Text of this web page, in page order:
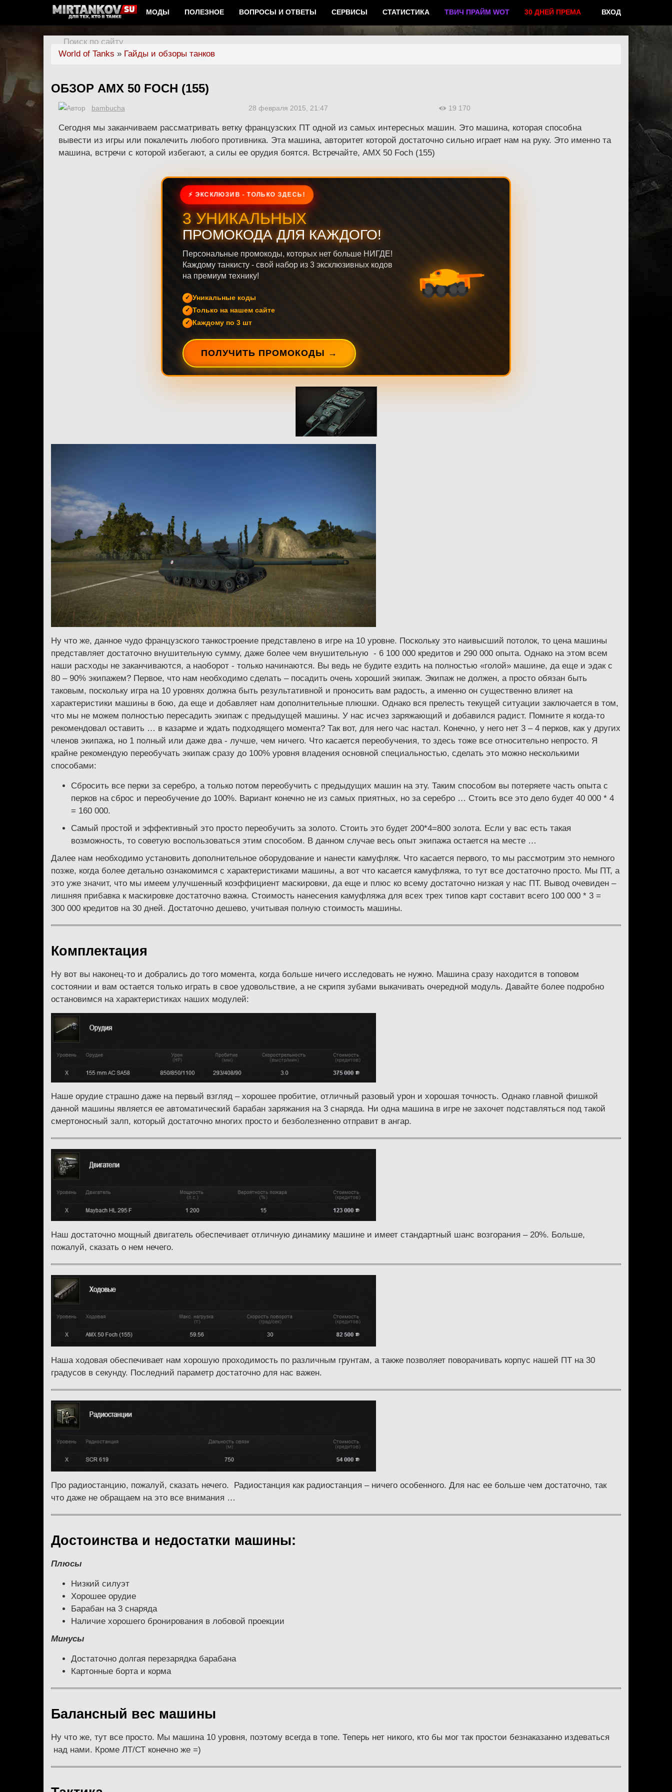
МОДЫ ПОЛЕЗНОЕ ВОПРОСЫ И ОТВЕТЫ СЕРВИСЫ СТАТИСТИКА ТВИЧ ПРАЙМ WOT 30 ДНЕЙ ПРЕМА ВХОД
Поиск по сайту
World of Tanks » Гайды и обзоры танков
ОБЗОР AMX 50 FOCH (155)
bambucha 28 февраля 2015, 21:47 19 170
Сегодня мы заканчиваем рассматривать ветку французских ПТ одной из самых интересных машин. Это машина, которая способна
вывести из игры или покалечить любого противника. Эта машина, авторитет которой достаточно сильно играет нам на руку. Это именно та
машина, встречи с которой избегают, а силы ее орудия боятся. Встречайте, AMX 50 Foch (155)
⚡ ЭКСКЛЮЗИВ - ТОЛЬКО ЗДЕСЬ!
3 УНИКАЛЬНЫХ
ПРОМОКОДА ДЛЯ КАЖДОГО!
Персональные промокоды, которых нет больше НИГДЕ!
Каждому танкисту - свой набор из 3 эксклюзивных кодов
на премиум технику!
Уникальные коды
Только на нашем сайте
Каждому по 3 шт
ПОЛУЧИТЬ ПРОМОКОДЫ →
Ну что же, данное чудо французского танкостроение представлено в игре на 10 уровне. Поскольку это наивысший потолок, то цена машины
представляет достаточно внушительную сумму, даже более чем внушительную - 6 100 000 кредитов и 290 000 опыта. Однако на этом всем
наши расходы не заканчиваются, а наоборот - только начинаются. Вы ведь не будите ездить на полностью «голой» машине, да еще и эдак с
80 – 90% экипажем? Первое, что нам необходимо сделать – посадить очень хороший экипаж. Экипаж не должен, а просто обязан быть
таковым, поскольку игра на 10 уровнях должна быть результативной и проносить вам радость, а именно он существенно влияет на
характеристики машины в бою, да еще и добавляет нам дополнительные плюшки. Однако вся прелесть текущей ситуации заключается в том,
что мы не можем полностью пересадить экипаж с предыдущей машины. У нас исчез заряжающий и добавился радист. Помните я когда-то
рекомендовал оставить … в казарме и ждать подходящего момента? Так вот, для него час настал. Конечно, у него нет 3 – 4 перков, как у других
членов экипажа, но 1 полный или даже два - лучше, чем ничего. Что касается переобучения, то здесь тоже все относительно непросто. Я
крайне рекомендую переобучать экипаж сразу до 100% уровня владения основной специальностью, сделать это можно несколькими
способами:
Сбросить все перки за серебро, а только потом переобучить с предыдущих машин на эту. Таким способом вы потеряете часть опыта с
перков на сброс и переобучение до 100%. Вариант конечно не из самых приятных, но за серебро … Стоить все это дело будет 40 000 * 4
= 160 000.
Самый простой и эффективный это просто переобучить за золото. Стоить это будет 200*4=800 золота. Если у вас есть такая
возможность, то советую воспользоваться этим способом. В данном случае весь опыт экипажа остается на месте …
Далее нам необходимо установить дополнительное оборудование и нанести камуфляж. Что касается первого, то мы рассмотрим это немного
позже, когда более детально ознакомимся с характеристиками машины, а вот что касается камуфляжа, то тут все достаточно просто. Мы ПТ, а
это уже значит, что мы имеем улучшенный коэффициент маскировки, да еще и плюс ко всему достаточно низкая у нас ПТ. Вывод очевиден –
лишняя прибавка к маскировке достаточно важна. Стоимость нанесения камуфляжа для всех трех типов карт составит всего 100 000 * 3 =
300 000 кредитов на 30 дней. Достаточно дешево, учитывая полную стоимость машины.
Комплектация
Ну вот вы наконец-то и добрались до того момента, когда больше ничего исследовать не нужно. Машина сразу находится в топовом
состоянии и вам остается только играть в свое удовольствие, а не скрипя зубами выкачивать очередной модуль. Давайте более подробно
остановимся на характеристиках наших модулей:
Наше орудие страшно даже на первый взгляд – хорошее пробитие, отличный разовый урон и хорошая точность. Однако главной фишкой
данной машины является ее автоматический барабан заряжания на 3 снаряда. Ни одна машина в игре не захочет подставляться под такой
смертоносный залп, который достаточно многих просто и безболезненно отправит в ангар.
Наш достаточно мощный двигатель обеспечивает отличную динамику машине и имеет стандартный шанс возгорания – 20%. Больше,
пожалуй, сказать о нем нечего.
Наша ходовая обеспечивает нам хорошую проходимость по различным грунтам, а также позволяет поворачивать корпус нашей ПТ на 30
градусов в секунду. Последний параметр достаточно для нас важен.
Про радиостанцию, пожалуй, сказать нечего. Радиостанция как радиостанция – ничего особенного. Для нас ее больше чем достаточно, так
что даже не обращаем на это все внимания …
Достоинства и недостатки машины:
Плюсы
Низкий силуэт
Хорошее орудие
Барабан на 3 снаряда
Наличие хорошего бронирования в лобовой проекции
Минусы
Достаточно долгая перезарядка барабана
Картонные борта и корма
Балансный вес машины
Ну что же, тут все просто. Мы машина 10 уровня, поэтому всегда в топе. Теперь нет никого, кто бы мог так простои безнаказанно издеваться
над нами. Кроме ЛТ/СТ конечно же =)